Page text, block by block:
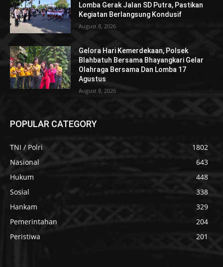
Lomba Gerak Jalan SD Putra, Pastikan
Kegiatan Berlangsung Kondusif
August 8, 2026
Gelora Hari Kemerdekaan, Polsek
Blahbatuh Bersama Bhayangkari Gelar
Olahraga Bersama Dan Lomba 17
Agustus
August 8, 2026
POPULAR CATEGORY
TNI / Polri
1802
Nasional
643
Hukum
448
Sosial
338
Hankam
329
Pemerintahan
204
Peristiwa
201